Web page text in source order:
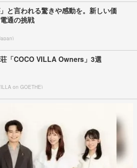
」と言われる驚きや感動を。新しい価
通の挑戦
「COCO VILLA Owners」3選
on GOETHE)